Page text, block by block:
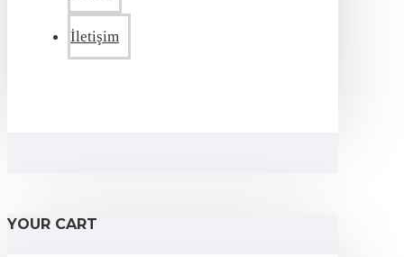
İletişim
YOUR CART